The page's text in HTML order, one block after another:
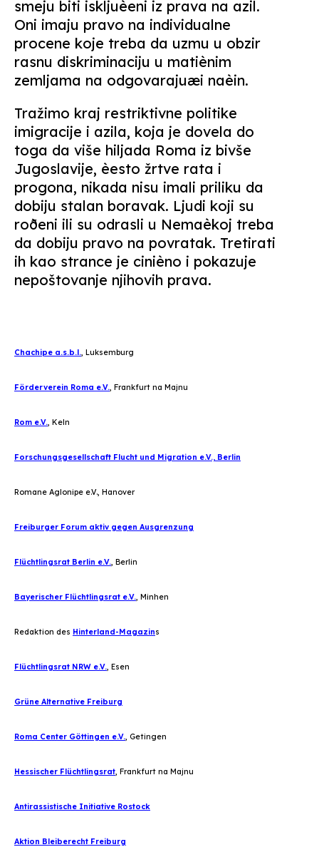
smeju biti iskljuèeni iz prava na azil.
Oni imaju pravo na individualne
procene koje treba da uzmu u obzir
rasnu diskriminaciju u matiènim
zemljama na odgovarajuæi naèin.
Tražimo kraj restriktivne politike
imigracije i azila, koja je dovela do
toga da više hiljada Roma iz bivše
Jugoslavije, èesto žrtve rata i
progona, nikada nisu imali priliku da
dobiju stalan boravak. Ljudi koji su
roðeni ili su odrasli u Nemaèkoj treba
da dobiju pravo na povratak. Tretirati
ih kao strance je cinièno i pokazuje
nepoštovanje njihovih prava.
Chachipe a.s.b.l., Luksemburg
Förderverein Roma e.V., Frankfurt na Majnu
Rom e.V., Keln
Forschungsgesellschaft Flucht und Migration e.V., Berlin
Romane Aglonipe e.V., Hanover
Freiburger Forum aktiv gegen Ausgrenzung
Flüchtlingsrat Berlin e.V., Berlin
Bayerischer Flüchtlingsrat e.V., Minhen
Redaktion des Hinterland-Magazins
Flüchtlingsrat NRW e.V., Esen
Grüne Alternative Freiburg
Roma Center Göttingen e.V., Getingen
Hessischer Flüchtlingsrat, Frankfurt na Majnu
Antirassistische Initiative Rostock
Aktion Bleiberecht Freiburg